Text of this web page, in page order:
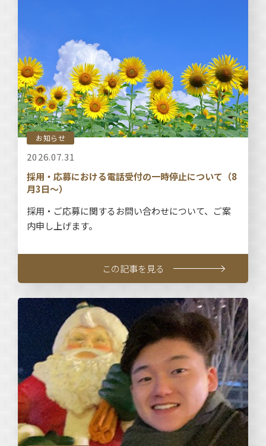
お知らせ
2026.07.31
採用・応募における電話受付の一時停止について（8
月3日～）
採用・ご応募に関するお問い合わせについて、ご案
内申し上げます。
この記事を見る